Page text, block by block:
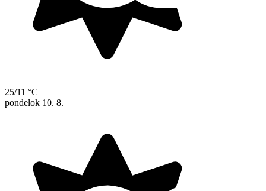
25/11 °C
pondelok 10. 8.